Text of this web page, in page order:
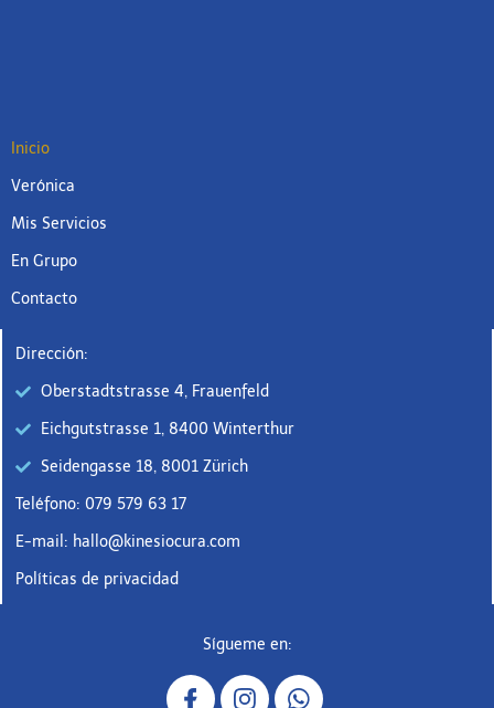
Inicio
Verónica
Mis Servicios
En Grupo
Contacto
Dirección:
Oberstadtstrasse 4, Frauenfeld
Eichgutstrasse 1, 8400 Winterthur
Seidengasse 18, 8001 Zürich
Teléfono: 079 579 63 17
E-mail: hallo@kinesiocura.com
Políticas de privacidad
Sígueme en: